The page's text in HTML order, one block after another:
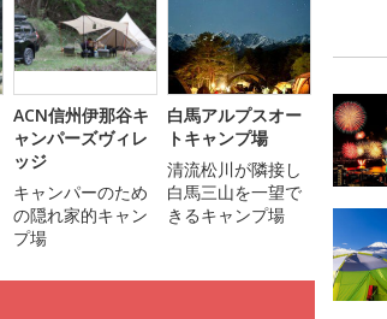
ACN信州伊那谷キ
ャンパーズヴィレ
ッジ
キャンパーのため
の隠れ家的キャン
プ場
白馬アルプスオー
トキャンプ場
清流松川が隣接し
白馬三山を一望で
きるキャンプ場